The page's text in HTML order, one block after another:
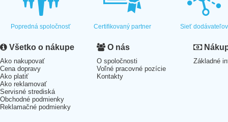
Popredná spoločnosť Certifikovaný partner Sieť dodávateľov
Všetko o nákupe
Ako nakupovať
Cena dopravy
Ako platiť
Ako reklamovať
Servisné strediská
Obchodné podmienky
Reklamačné podmienky
O nás
O spoločnosti
Voľné pracovné pozície
Kontakty
Základné